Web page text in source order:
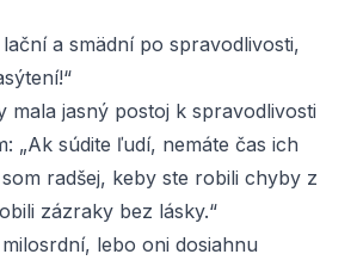
a smädní po spravodlivosti,
mala jasný postoj k spravodlivosti
„Ak súdite ľudí, nemáte čas ich
radšej, keby ste robili chyby z
zázraky bez lásky.“
lebo oni dosiahnu